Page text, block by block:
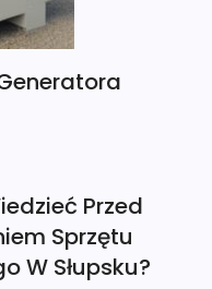
Przed
Sprzętu
W Słupsku?